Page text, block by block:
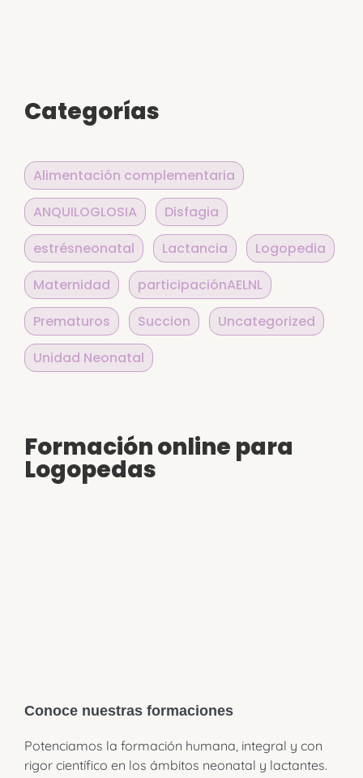
Categorías
Alimentación complementaria
ANQUILOGLOSIA
Disfagia
estrésneonatal
Lactancia
Logopedia
Maternidad
participaciónAELNL
Prematuros
Succion
Uncategorized
Unidad Neonatal
Formación online para
Logopedas
Conoce nuestras formaciones
Potenciamos la formación humana, integral y con
rigor científico en los ámbitos neonatal y lactantes.